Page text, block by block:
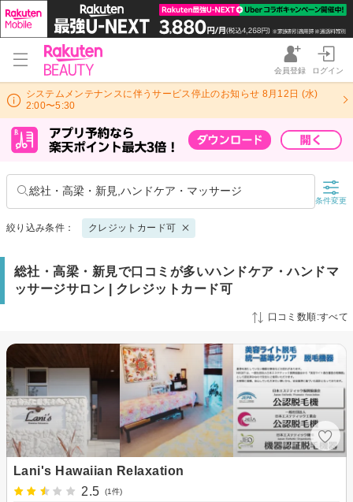
会員登録 ログイン
システムメンテナンスに伴うサービス停止のお知らせ 8月12日 (水)
2:00〜5:30
総社・高梁・新見,ハンドケア・マッサージ
条件変更
絞り込み条件： クレジットカード可
総社・高梁・新見で口コミが多いハンドケア・ハンドマ
ッサージサロン | クレジットカード可
口コミ数順:すべて
Lani's Hawaiian Relaxation
2.5
(1件)